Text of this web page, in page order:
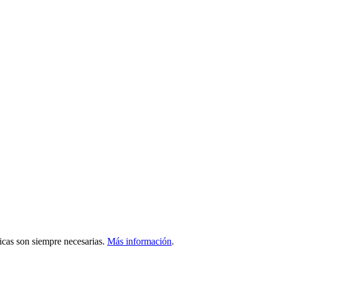
son siempre necesarias. Más información.